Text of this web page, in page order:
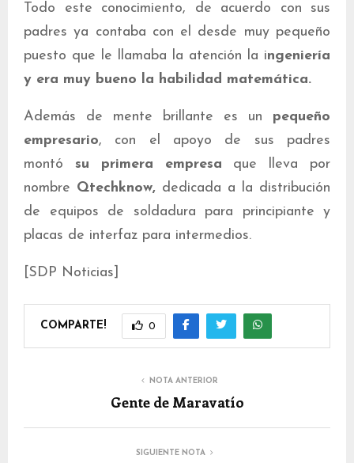
Todo este conocimiento, de acuerdo con sus
padres ya contaba con el desde muy pequeño
puesto que le llamaba la atención la ingeniería
y era muy bueno la habilidad matemática.
Además de mente brillante es un pequeño
empresario, con el apoyo de sus padres
montó su primera empresa que lleva por
nombre Qtechknow, dedicada a la distribución
de equipos de soldadura para principiante y
placas de interfaz para intermedios.
[SDP Noticias]
COMPARTE! 0
NOTA ANTERIOR
Gente de Maravatío
SIGUIENTE NOTA